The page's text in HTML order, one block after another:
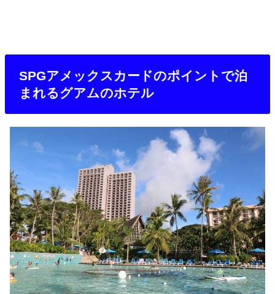
SPGアメックスカードのポイントで泊
まれるグアムのホテル